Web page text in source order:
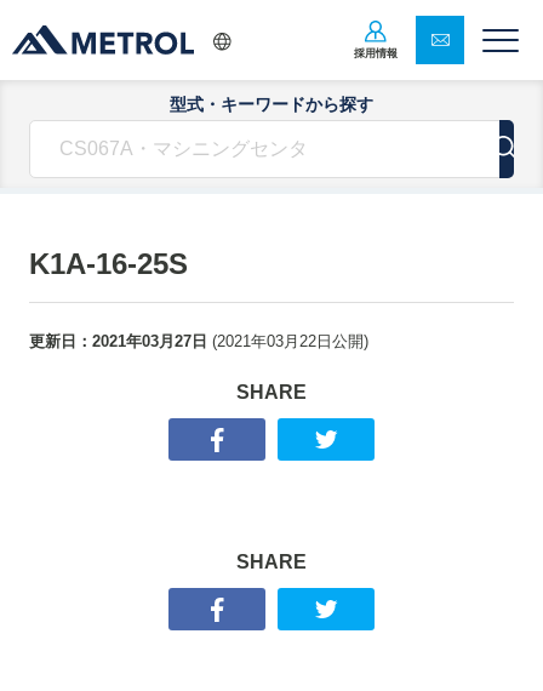
採用情報
型式・キーワードから探す
K1A-16-25S
更新日： 2021年03月27日 (2021年03月22日 公開)
SHARE
SHARE